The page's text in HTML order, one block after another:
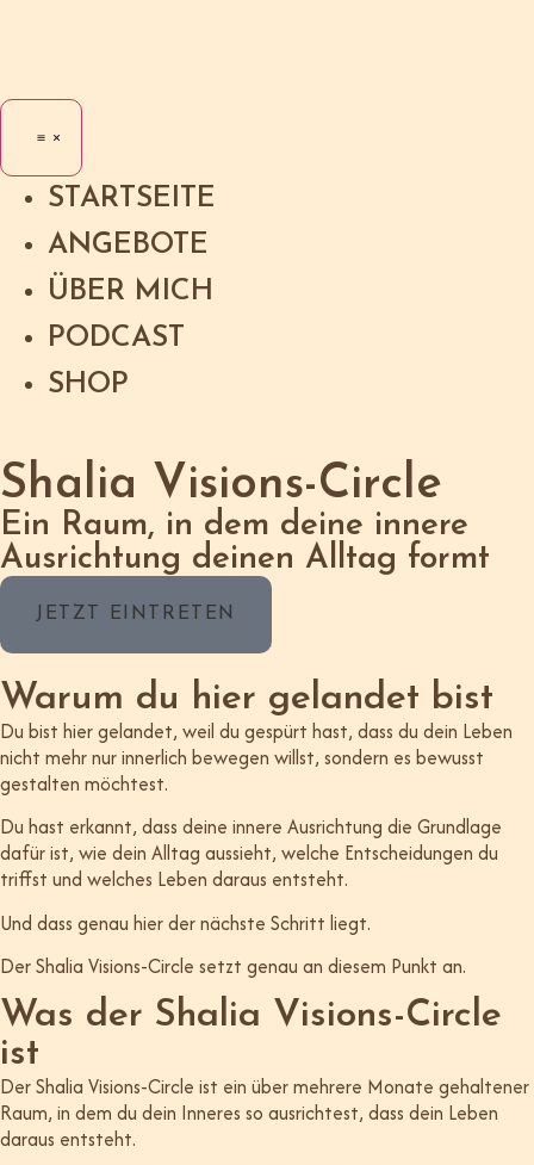
STARTSEITE
ANGEBOTE
ÜBER MICH
PODCAST
SHOP
Shalia Visions-Circle
Ein Raum, in dem deine innere
Ausrichtung deinen Alltag formt
JETZT EINTRETEN
Warum du hier gelandet bist
Du bist hier gelandet, weil du gespürt hast, dass du dein Leben
nicht mehr nur innerlich bewegen willst, sondern es bewusst
gestalten möchtest.
Du hast erkannt, dass deine innere Ausrichtung die Grundlage
dafür ist, wie dein Alltag aussieht, welche Entscheidungen du
triffst und welches Leben daraus entsteht.
Und dass genau hier der nächste Schritt liegt.
Der Shalia Visions-Circle setzt genau an diesem Punkt an.
Was der Shalia Visions-Circle
ist
Der Shalia Visions-Circle ist ein über mehrere Monate gehaltener
Raum, in dem du dein Inneres so ausrichtest, dass dein Leben
daraus entsteht.